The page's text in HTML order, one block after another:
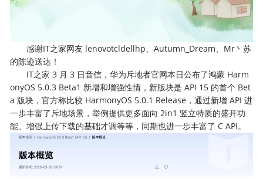
感谢IT之家网友 lenovotcldellhp、Autumn_Dream、Mr丶苏
的陈迹送达！
IT之家 3 月 3 日音信，华为斥地者官网本日公布了鸿蒙 Harm
onyOS 5.0.3 Beta1 新增和增强性情，新版块是 API 15 的首个 Bet
a 版块，官方称比较 HarmonyOS 5.0.1 Release，通过新增 API 进
一步丰富了斥地场景，举例提供更多面向 2in1 竖立特质的盛开功
能、增强上传下载的基础才调等等，同期也进一步丰富了 C API。